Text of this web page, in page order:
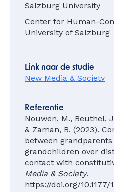
Salzburg University
Center for Human-
University of Salzburg
Link naar de studie
New Media & Society
Referentie
Nouwen, M., Beuthel,
& Zaman, B. (2023).
between
grandchildren over
contact with
Media & Society.
https://doi.org/10.1177/